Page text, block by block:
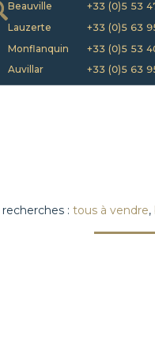
Beauville
+33 (0)5 53
Lauzerte
+33 (0)5 63
Monflanquin
+33 (0)5 53
Auvillar
+33 (0)5 63
: tous à vendre,